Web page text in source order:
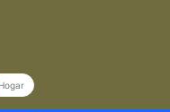
Hogar